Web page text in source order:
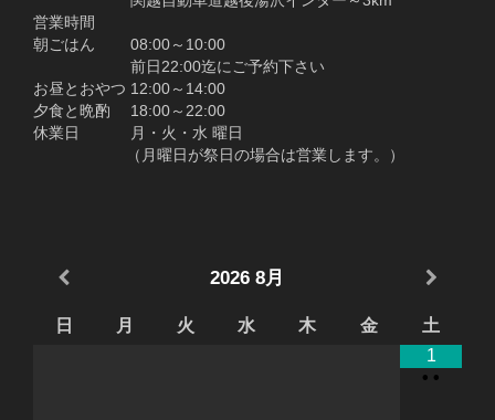
営業時間
朝ごはん 08:00～10:00
前日22:00迄にご予約下さい
お昼とおやつ 12:00～14:00
夕食と晩酌 18:00～22:00
休業日 月・火・水 曜日
（月曜日が祭日の場合は営業します。）
2026 8月
日 月 火 水 木 金
土
1
• •